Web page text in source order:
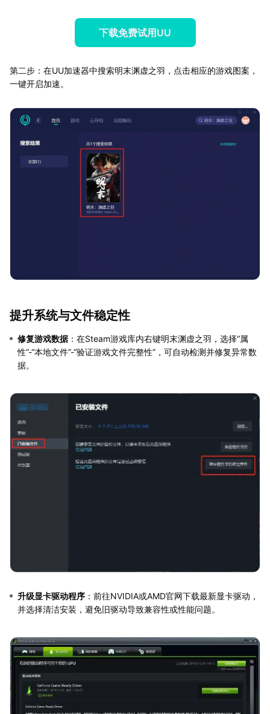
下载免费试用UU
第二步：在UU加速器中搜索明末渊虚之羽，点击相应的游戏图案，
一键开启加速。
提升系统与文件稳定性
修复游戏数据：在Steam游戏库内右键明末渊虚之羽，选择“属
性”-“本地文件”-“验证游戏文件完整性”，可自动检测并修复异常数
据。
升级显卡驱动程序 ：前往NVIDIA或AMD官网下载最新显卡驱动，
并选择清洁安装，避免旧驱动导致兼容性或性能问题。